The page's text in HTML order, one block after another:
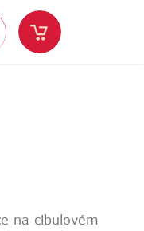
Nákupní
na cibulovém